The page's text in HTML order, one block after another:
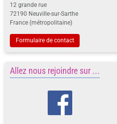
12 grande rue
72190 Neuville-sur-Sarthe
France (métropolitaine)
Formulaire de contact
Allez nous rejoindre sur ...